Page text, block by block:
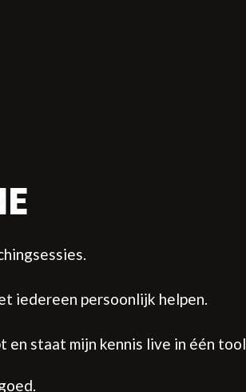
iedereen persoonlijk helpen.
en staat mijn kennis live in één